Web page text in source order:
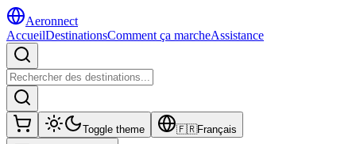
Aeronnect
AccueilDestinationsComment ça marcheAssistance
Toggle theme 🇫🇷Français